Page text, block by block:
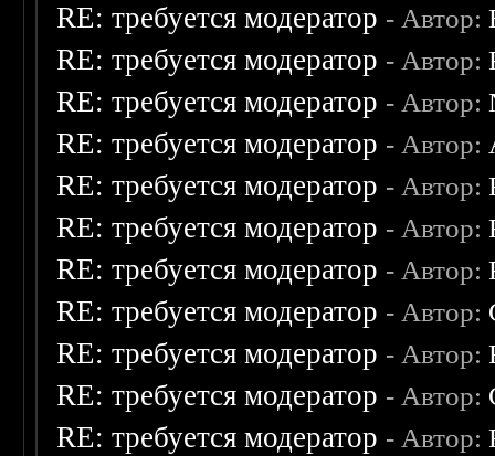
RE: требуется модератор - Автор:
RE: требуется модератор - Автор:
RE: требуется модератор - Автор:
RE: требуется модератор - Автор:
RE: требуется модератор - Автор:
RE: требуется модератор - Автор:
RE: требуется модератор - Автор:
RE: требуется модератор - Автор:
RE: требуется модератор - Автор:
RE: требуется модератор - Автор:
RE: требуется модератор - Автор: